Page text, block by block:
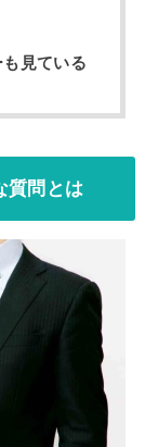
見ている
質問とは